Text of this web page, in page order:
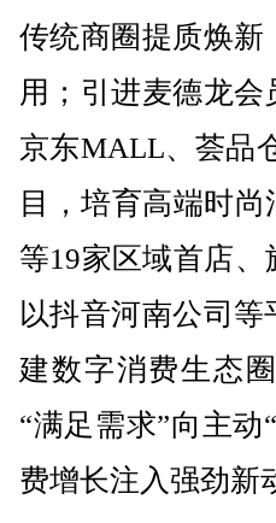
传统商圈提质焕新
用；引进麦德龙
京东MALL、荟品
目，培育高端时
等19家区域首店
以抖音河南公司
建数字消费生态
“满足需求”向主
费增长注入强劲新